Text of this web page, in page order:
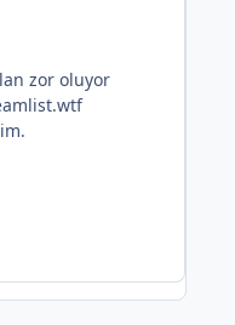
zor oluyor